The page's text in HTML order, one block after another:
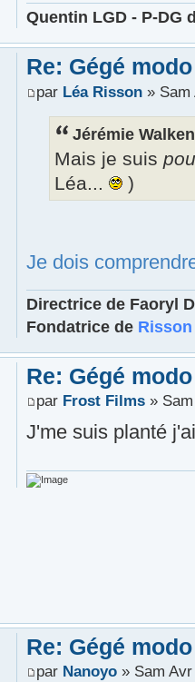
Quentin LGD - P-DG
Re: Gégé
par Léa Risson» Sam
Jérémie
Mais je suis
Léa...
)
Je dois
Directrice de Faoryl
Fondatrice de
Re: Gégé
par Frost Films» Sam
J'me suis planté
Re: Gégé
par Nanoyo» Sam Avr